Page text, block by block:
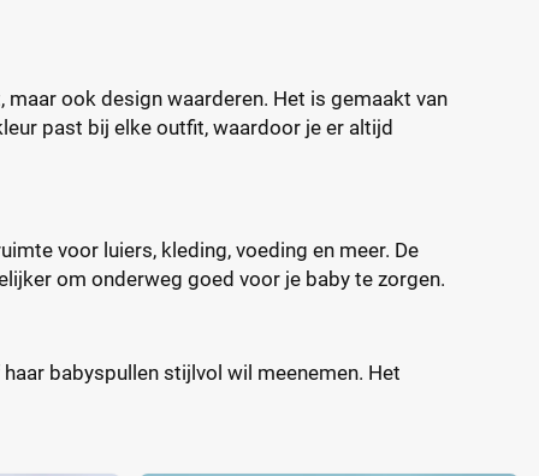
ook design waarderen. Het is gemaakt van
past bij elke outfit, waardoor je er altijd
voor luiers, kleding, voeding en meer. De
om onderweg goed voor je baby te zorgen.
babyspullen stijlvol wil meenemen. Het